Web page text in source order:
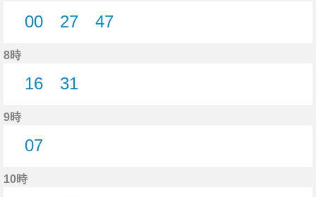
00
27
47
8時
16
31
9時
07
10時